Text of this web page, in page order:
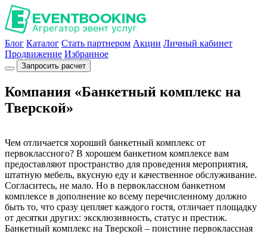
Блог Каталог Стать партнером Акции Личный кабинет
Продвижение Избранное
Запросить расчет
Компания «Банкетный комплекс на
Тверской»
Чем отличается хороший банкетный комплекс от
первоклассного? В хорошем банкетном комплексе вам
предоставляют пространство для проведения мероприятия,
штатную мебель, вкусную еду и качественное обслуживание.
Согласитесь, не мало. Но в первоклассном банкетном
комплексе в дополнение ко всему перечисленному должно
быть то, что сразу цепляет каждого гостя, отличает площадку
от десятки других: эксклюзивность, статус и престиж.
Банкетный комплекс на Тверской – поистине первоклассная